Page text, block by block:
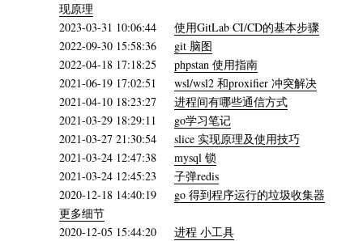
现原理
2023-03-31 10:06:44 使用GitLab CI/CD的基本步骤
2022-09-30 15:58:36 git 脑图
2022-04-18 17:18:25 phpstan 使用指南
2021-06-19 17:02:51 wsl/wsl2 和proxifier 冲突解决
2021-04-10 18:23:27 进程间有哪些通信方式
2021-03-29 18:29:11 go学习笔记
2021-03-27 21:30:54 slice 实现原理及使用技巧
2021-03-24 12:47:38 mysql 锁
2021-03-24 12:45:23 子弹redis
2020-12-18 14:40:19 go 得到程序运行的垃圾收集器
更多细节
2020-12-05 15:44:20 进程 小工具